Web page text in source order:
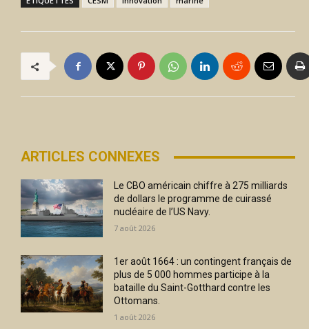
ARTICLES CONNEXES
Le CBO américain chiffre à 275 milliards
de dollars le programme de cuirassé
nucléaire de l’US Navy.
7 août 2026
1er août 1664 : un contingent français de
plus de 5 000 hommes participe à la
bataille du Saint-Gotthard contre les
Ottomans.
1 août 2026